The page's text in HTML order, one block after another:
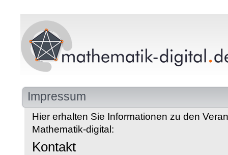
Impressum
Hier erhalten Sie Informationen zu den
Mathematik-digital:
Kontakt